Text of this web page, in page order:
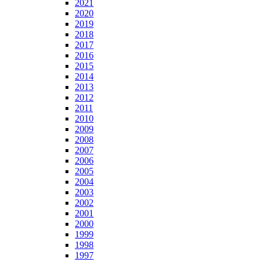
2021
2020
2019
2018
2017
2016
2015
2014
2013
2012
2011
2010
2009
2008
2007
2006
2005
2004
2003
2002
2001
2000
1999
1998
1997